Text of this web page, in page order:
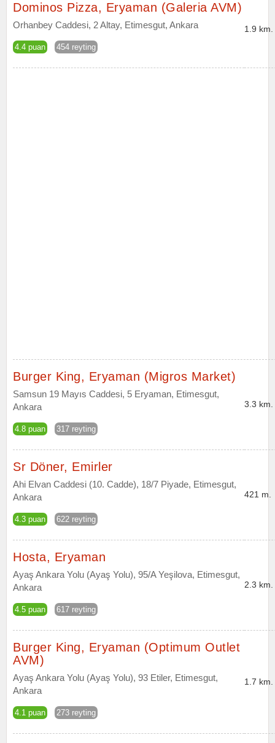
Dominos Pizza, Eryaman (Galeria AVM)
Orhanbey Caddesi, 2 Altay, Etimesgut, Ankara
4.4 puan 454 reyting
1.9 km.
Burger King, Eryaman (Migros Market)
Samsun 19 Mayıs Caddesi, 5 Eryaman, Etimesgut,
Ankara
4.8 puan 317 reyting
3.3 km.
Sr Döner, Emirler
Ahi Elvan Caddesi (10. Cadde), 18/7 Piyade, Etimesgut,
Ankara
4.3 puan 622 reyting
421 m.
Hosta, Eryaman
Ayaş Ankara Yolu (Ayaş Yolu), 95/A Yeşilova, Etimesgut,
Ankara
4.5 puan 617 reyting
2.3 km.
Burger King, Eryaman (Optimum Outlet
AVM)
Ayaş Ankara Yolu (Ayaş Yolu), 93 Etiler, Etimesgut,
Ankara
4.1 puan 273 reyting
1.7 km.